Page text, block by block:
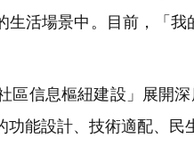
生活場景中。目前，「
信息樞紐建設」展開
功能設計、技術適配、